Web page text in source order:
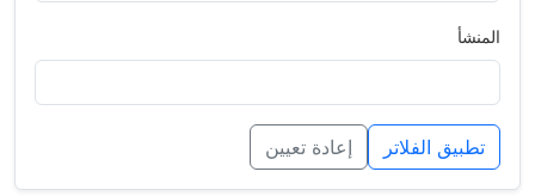
المنشأ
تطبيق الفلاتر إعادة تعيين